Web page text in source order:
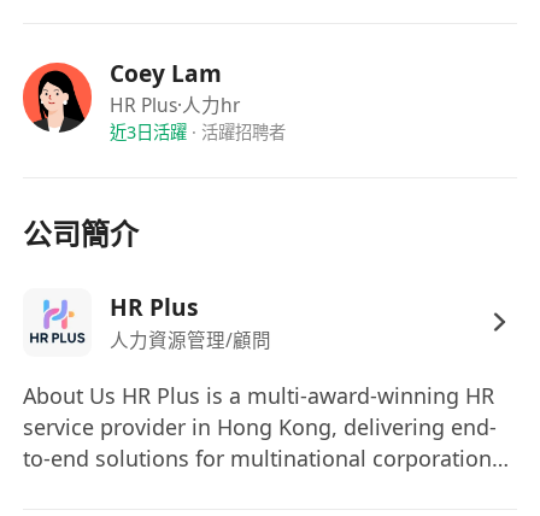
Coey Lam
HR Plus·人力hr
近3日活躍· 活躍招聘者
公司簡介
HR Plus
人力資源管理/顧問
About Us HR Plus is a multi-award-winning HR
service provider in Hong Kong, delivering end-
to-end solutions for multinational corporations